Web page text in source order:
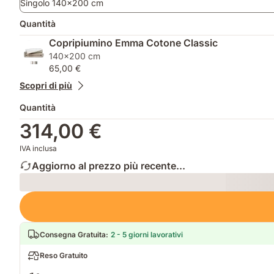
Singolo 140x200 cm
Quantità
Copripiumino Emma Cotone Classic
140x200 cm
65,00 €
Scopri di più
Quantità
314,00 €
IVA inclusa
Aggiorno al prezzo più recente...
Loading
Consegna Gratuita: 2 - 5 giorni lavorativi
Reso Gratuito